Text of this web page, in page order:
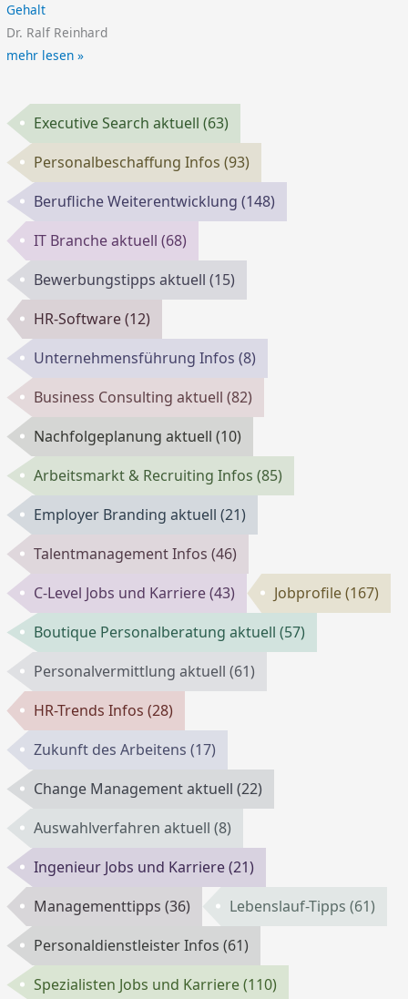
Gehalt
Dr. Ralf Reinhard
mehr lesen »
Executive Search aktuell(63)
Personalbeschaffung Infos(93)
Berufliche Weiterentwicklung(148)
IT Branche aktuell(68)
Bewerbungstipps aktuell(15)
HR-Software(12)
Unternehmensführung Infos(8)
Business Consulting aktuell(82)
Nachfolgeplanung aktuell(10)
Arbeitsmarkt & Recruiting Infos(85)
Employer Branding aktuell(21)
Talentmanagement Infos(46)
C-Level Jobs und Karriere(43) Jobprofile(167)
Boutique Personalberatung aktuell(57)
Personalvermittlung aktuell(61)
HR-Trends Infos(28)
Zukunft des Arbeitens(17)
Change Management aktuell(22)
Auswahlverfahren aktuell(8)
Ingenieur Jobs und Karriere(21)
Managementtipps(36) Lebenslauf-Tipps(61)
Personaldienstleister Infos(61)
Spezialisten Jobs und Karriere(110)